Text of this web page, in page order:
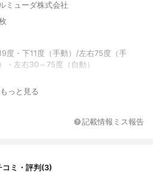
ミューダ株式会社
19度・下11度（手動）/左右75度（手
・左右30～75度（自動）
量4段階
もっと見る
記載情報ミス報告
コミ・評判(3)